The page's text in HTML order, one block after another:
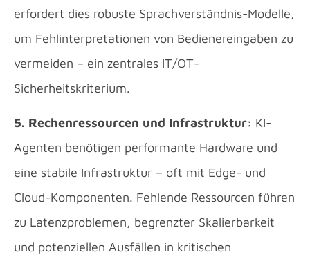
erfordert dies robuste Sprachverständnis-Modelle,
um Fehlinterpretationen von Bedienereingaben zu
vermeiden – ein zentrales IT/OT-
Sicherheitskriterium.
5. Rechenressourcen und Infrastruktur: KI-
Agenten benötigen performante Hardware und
eine stabile Infrastruktur – oft mit Edge- und
Cloud-Komponenten. Fehlende Ressourcen führen
zu Latenzproblemen, begrenzter Skalierbarkeit
und potenziellen Ausfällen in kritischen